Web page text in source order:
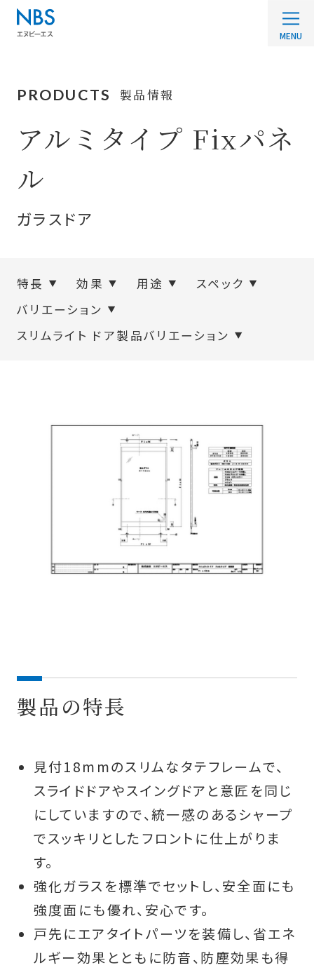
PRODUCTS 製品情報
アルミタイプ Fixパネ
ル
ガラスドア
特長 効果 用途
スペック
バリエーション
スリムライト ドア製品バリエーション
製品の特長
見付18mmのスリムなタテフレームで、
スライドドアやスイングドアと意匠を同じ
にしていますので、統一感のあるシャープ
でスッキリとしたフロントに仕上がりま
す。
強化ガラスを標準でセットし、安全面にも
強度面にも優れ、安心です。
戸先にエアタイトパーツを装備し、省エネ
ルギー効果とともに防音、防塵効果も得